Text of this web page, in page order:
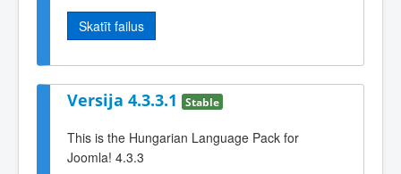
Skatīt failus
Versija 4.3.3.1 Stable
This is the Hungarian Language Pack for
Joomla! 4.3.3